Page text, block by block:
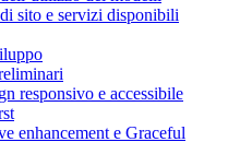
sito e servizi disponibili
responsivo e accessibile
enhancement e Graceful